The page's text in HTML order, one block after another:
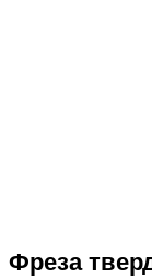
Фреза